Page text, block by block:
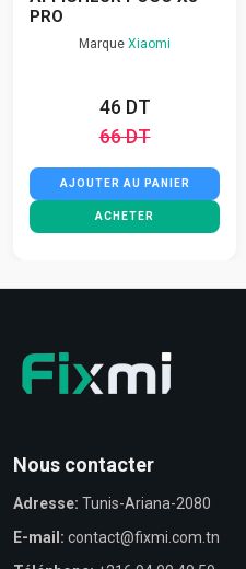
PRO
Marque Xiaomi
46 DT
66 DT
AJOUTER AU PANIER
ACHETER
Nous contacter
Adresse: Tunis-Ariana-2080
E-mail: contact@fixmi.com.tn